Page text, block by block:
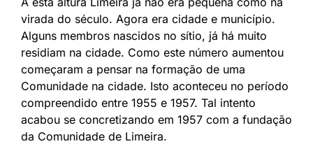
virada do século. Agora era cidade e município.
Alguns membros nascidos no sítio, já há muito
residiam na cidade. Como este número aumentou
começaram a pensar na formação de uma
Comunidade na cidade. Isto aconteceu no período
compreendido entre 1955 e 1957. Tal intento
acabou se concretizando em 1957 com a fundação
da Comunidade de Limeira.